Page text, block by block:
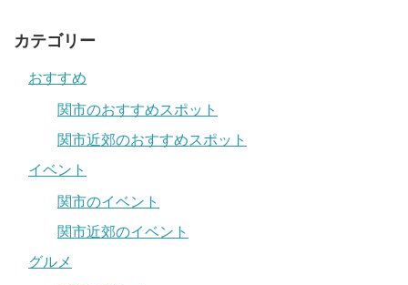
カテゴリー
おすすめ
関市のおすすめスポット
関市近郊のおすすめスポット
イベント
関市のイベント
関市近郊のイベント
グルメ